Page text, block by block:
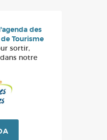
l'agenda des
Tourisme
sortir,
notre